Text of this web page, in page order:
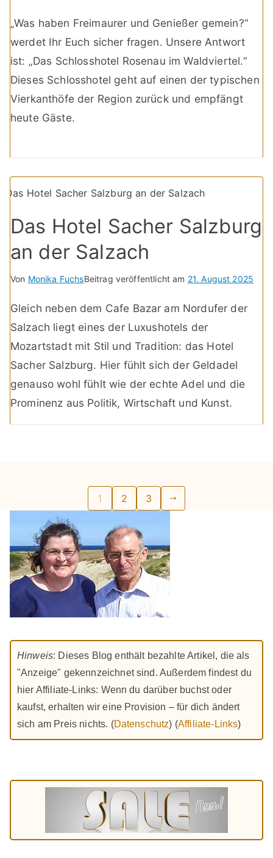
„Was haben Freimaurer und Genießer gemein?“
werdet Ihr Euch sicher fragen. Unsere Antwort
ist: „Das Schlosshotel Rosenau im Waldviertel.“
Dieses Schlosshotel geht auf einen der typischen
Vierkanthöfe der Region zurück und empfängt
heute Gäste.
Das Hotel Sacher Salzburg
an der Salzach
Von Monika FuchsBeitrag veröffentlicht am 21. August 2025
Gleich neben dem Cafe Bazar am Nordufer der
Salzach liegt eines der Luxushotels der
Mozartstadt mit Stil und Tradition: das Hotel
Sacher Salzburg. Hier fühlt sich der Geldadel
genauso wohl fühlt wie der echte Adel und die
Prominenz aus Politik, Wirtschaft und Kunst.
Seitennummerierung
der
Beiträge
1 2 3
Hinweis: Dieses Blog enthält bezahlte Artikel, die als
"Anzeige" gekennzeichnet sind. Außerdem findest du
hier Affiliate-Links: Wenn du darüber buchst oder
kaufst, erhalten wir eine Provision – für dich ändert
sich am Preis nichts. (Datenschutz) (Affiliate-Links)